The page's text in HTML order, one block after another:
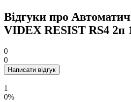
Відгуки про
VIDEX RESIST RS4 2п
0
0
Написати відгук
1
0%